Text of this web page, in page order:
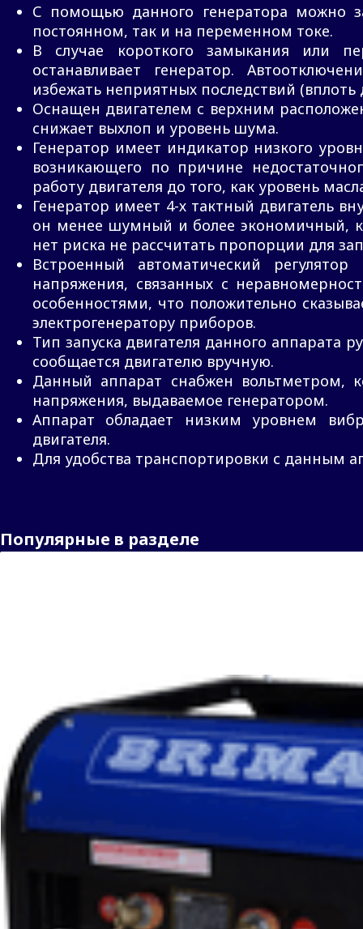
С помощью данного генератора можно
постоянном, так и на переменном токе.
В случае короткого замыкания или
останавливает генератор.
избежать неприятных последствий
Оснащен двигателем с верхним
снижает выхлоп и уровень шума.
Генератор имеет индикатор низкого
возникающего по причине
работу двигателя до того, как уровень
Генератор имеет 4-х тактный двигатель
он менее шумный и более экономичный,
нет риска не рассчитать пропорции для
Встроенный автоматический
напряжения, связанных с
особенностями, что положительно
электрогенератору приборов.
Тип запуска двигателя данного аппарата
сообщается двигателю вручную.
Данный аппарат снабжен вольтметром,
напряжения, выдаваемое генератором.
Аппарат обладает низким уровнем
двигателя.
Для удобства транспортировки с данным
Популярные в разделе